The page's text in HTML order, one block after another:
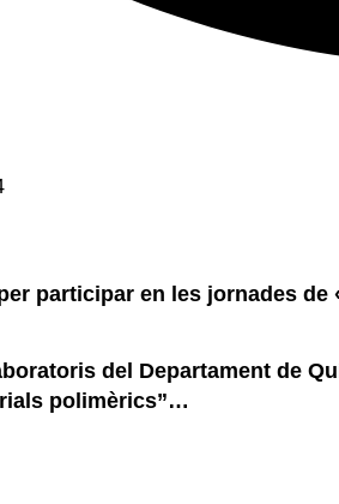
participar en les jornades
del Departament de
polimèrics”…